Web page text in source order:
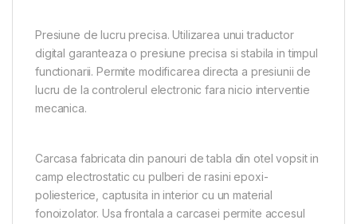
Presiune de lucru precisa. Utilizarea unui traductor
digital garanteaza o presiune precisa si stabila in timpul
functionarii. Permite modificarea directa a presiunii de
lucru de la controlerul electronic fara nicio interventie
mecanica.
Carcasa fabricata din panouri de tabla din otel vopsit in
camp electrostatic cu pulberi de rasini epoxi-
poliesterice, captusita in interior cu un material
fonoizolator. Usa frontala a carcasei permite accesul